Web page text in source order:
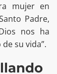
mujer en
Padre,
nos ha
su vida”.